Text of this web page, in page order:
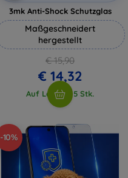
3mk Anti-Shock Schutzglas
Maßgeschneidert
hergestellt
€ 15,90
€ 14,32
Auf Lager > 5 Stk.
-10%